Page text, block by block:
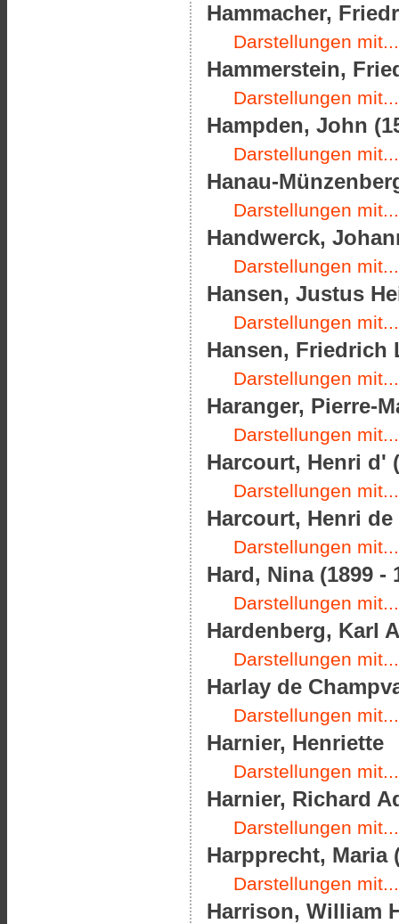
Hammacher,
Darstellungen mit...
Hammerstein,
Darstellungen mit...
Hampden, John
Darstellungen mit...
Hanau-
Darstellungen mit...
Handwerck,
Darstellungen mit...
Hansen, Justus
Darstellungen mit...
Hansen, Friedrich
Darstellungen mit...
Haranger, Pierre-
Darstellungen mit...
Harcourt, Henri d'
Darstellungen mit...
Harcourt, Henri de
Darstellungen mit...
Hard, Nina (1899 -
Darstellungen mit...
Hardenberg, Karl
Darstellungen mit...
Harlay de
Darstellungen mit...
Harnier, Henriette
Darstellungen mit...
Harnier, Richard
Darstellungen mit...
Harpprecht, Maria
Darstellungen mit...
Harrison, William